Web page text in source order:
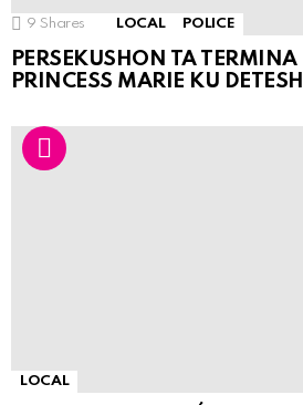
9 Shares LOCAL POLICE
PERSEKUSHON TA
PRINCESS MARIE KU
LOCAL